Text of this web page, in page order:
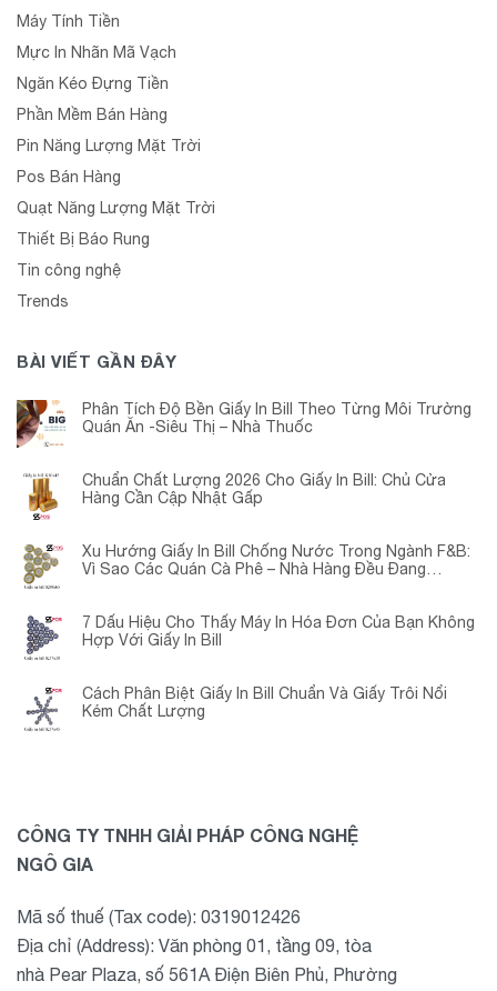
Máy Tính Tiền
Mực In Nhãn Mã Vạch
Ngăn Kéo Đựng Tiền
Phần Mềm Bán Hàng
Pin Năng Lượng Mặt Trời
Pos Bán Hàng
Quạt Năng Lượng Mặt Trời
Thiết Bị Báo Rung
Tin công nghệ
Trends
BÀI VIẾT GẦN ĐÂY
Phân Tích Độ Bền Giấy In Bill Theo Từng Môi Trường
Quán Ăn -Siêu Thị – Nhà Thuốc
Chuẩn Chất Lượng 2026 Cho Giấy In Bill: Chủ Cửa
Hàng Cần Cập Nhật Gấp
Xu Hướng Giấy In Bill Chống Nước Trong Ngành F&B:
Vì Sao Các Quán Cà Phê – Nhà Hàng Đều Đang
7 Dấu Hiệu Cho Thấy Máy In Hóa Đơn Của Bạn Không
Hợp Với Giấy In Bill
Cách Phân Biệt Giấy In Bill Chuẩn Và Giấy Trôi Nổi
Kém Chất Lượng
CÔNG TY TNHH GIẢI PHÁP CÔNG NGHỆ
NGÔ GIA
Mã số thuế (Tax code): 0319012426
Địa chỉ (Address): Văn phòng 01, tầng 09, tòa
nhà Pear Plaza, số 561A Điện Biên Phủ, Phường